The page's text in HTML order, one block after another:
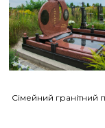
Сімейний гранітний